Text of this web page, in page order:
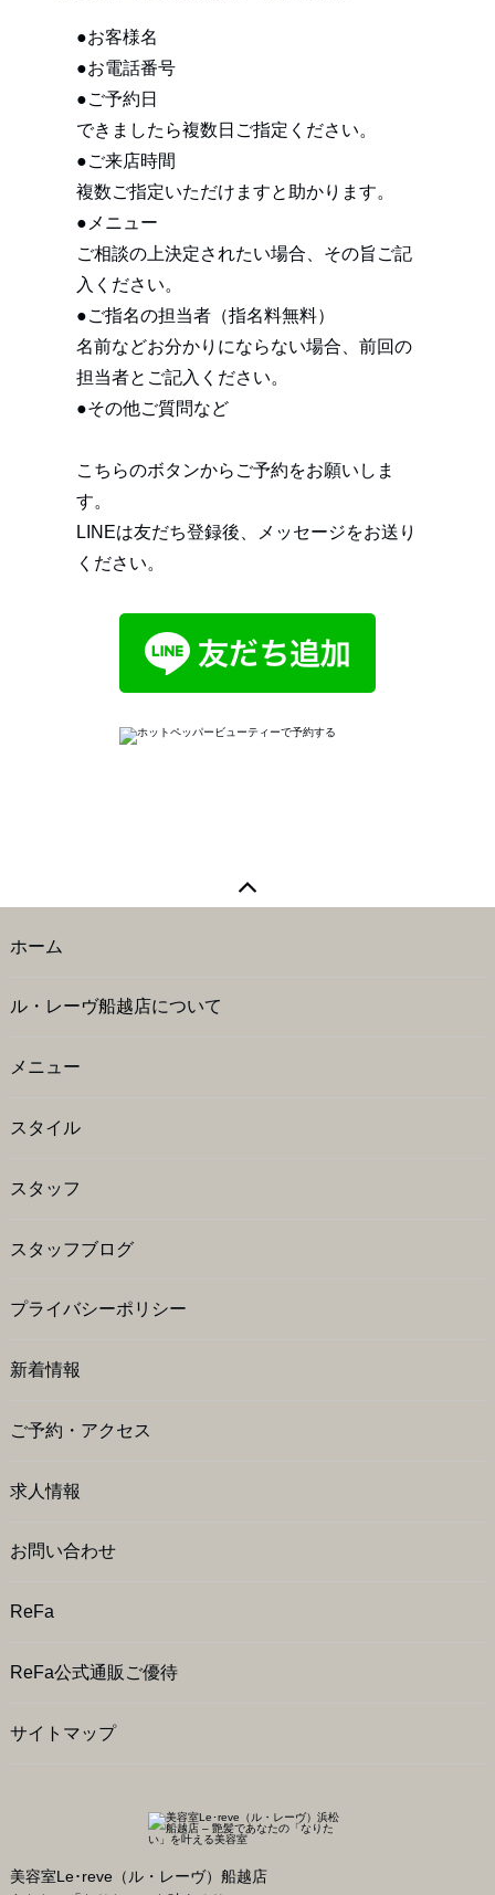
●お客様名
●お電話番号
●ご予約日
できましたら複数日ご指定ください。
●ご来店時間
複数ご指定いただけますと助かります。
●メニュー
ご相談の上決定されたい場合、その旨ご記
入ください。
●ご指名の担当者（指名料無料）
名前などお分かりにならない場合、前回の
担当者とご記入ください。
●その他ご質問など
こちらのボタンからご予約をお願いしま
す。
LINEは友だち登録後、メッセージをお送り
ください。
ホーム
ル・レーヴ船越店について
メニュー
スタイル
スタッフ
スタッフブログ
プライバシーポリシー
新着情報
ご予約・アクセス
求人情報
お問い合わせ
ReFa
ReFa公式通販ご優待
サイトマップ
美容室Le･reve（ル・レーヴ）船越店